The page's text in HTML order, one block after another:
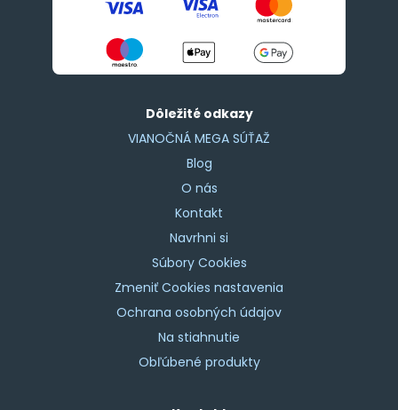
Dôležité odkazy
VIANOČNÁ MEGA SÚŤAŽ
Blog
O nás
Kontakt
Navrhni si
Súbory Cookies
Zmeniť Cookies nastavenia
Ochrana osobných údajov
Na stiahnutie
Obľúbené produkty